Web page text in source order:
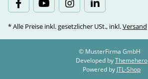
* Alle Preise inkl. gesetzlicher USt., inkl.Versand
© MusterFirma GmbH
Developed byThemehero
Powered by JTL-Shop